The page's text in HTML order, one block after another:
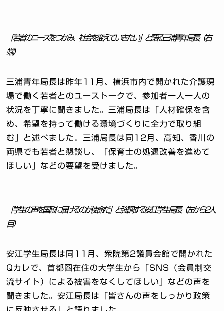
「若者のニーズをつかみ、社会を変えていきたい」と語る三浦青年局長（右
端）
三浦青年局長は昨年11月、横浜市内で開かれた介護現
場で働く若者とのユーストークで、参加者一人一人の
状況を丁寧に聞きました。三浦局長は「人材確保を含
め、希望を持って働ける環境づくりに全力で取り組
む」と述べました。三浦局長は同12月、高知、香川の
両県でも若者と懇談し、「保育士の処遇改善を進めて
ほしい」などの要望を受けました。
「学生の声を国政に届けるのが使命だ」と強調する安江学生局長（左から2人
目）
安江学生局長は同11月、衆院第2議員会館で開かれた
Qカレで、首都圏在住の大学生から「SNS（会員制交
流サイト）による被害をなくしてほしい」などの声を
聞きました。安江局長は「皆さんの声をしっかり政策